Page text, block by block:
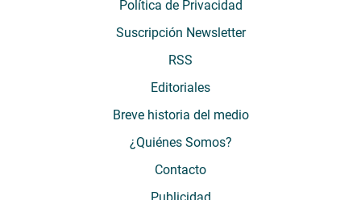
Política de Privacidad
Suscripción Newsletter
RSS
Editoriales
Breve historia del medio
¿Quiénes Somos?
Contacto